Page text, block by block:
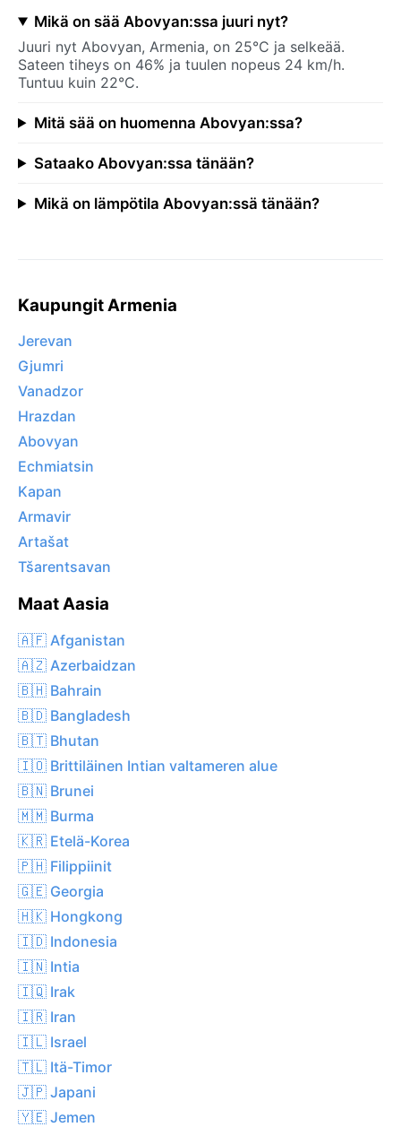
Mikä on sää Abovyan:ssa juuri nyt?
Juuri nyt Abovyan, Armenia, on 25°C ja selkeää.
Sateen tiheys on 46% ja tuulen nopeus 24 km/h.
Tuntuu kuin 22°C.
Mitä sää on huomenna Abovyan:ssa?
Sataako Abovyan:ssa tänään?
Mikä on lämpötila Abovyan:ssä tänään?
Kaupungit Armenia
Jerevan
Gjumri
Vanadzor
Hrazdan
Abovyan
Echmiatsin
Kapan
Armavir
Artašat
Tšarentsavan
Maat Aasia
🇦🇫 Afganistan
🇦🇿 Azerbaidzan
🇧🇭 Bahrain
🇧🇩 Bangladesh
🇧🇹 Bhutan
🇮🇴 Brittiläinen Intian valtameren alue
🇧🇳 Brunei
🇲🇲 Burma
🇰🇷 Etelä-Korea
🇵🇭 Filippiinit
🇬🇪 Georgia
🇭🇰 Hongkong
🇮🇩 Indonesia
🇮🇳 Intia
🇮🇶 Irak
🇮🇷 Iran
🇮🇱 Israel
🇹🇱 Itä-Timor
🇯🇵 Japani
🇾🇪 Jemen